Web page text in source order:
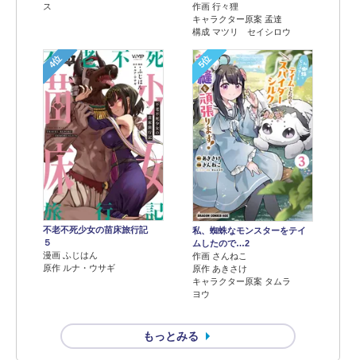
ス
作画 行々狸
キャラクター原案 孟達
構成 マツリ セイシロウ
4位
不老不死少女の苗床旅行記
５
漫画 ふじはん
原作 ルナ・ウサギ
5位
私、蜘蛛なモンスターをテイ
ムしたので…2
作画 さんねこ
原作 あきさけ
キャラクター原案 タムラ
ヨウ
もっとみる